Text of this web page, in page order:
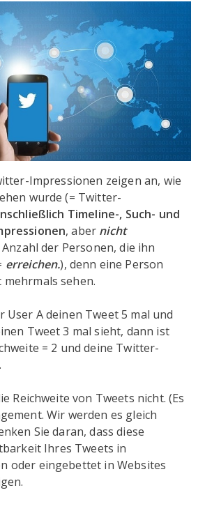
Impressionen zeigen an, wie
wurde (= Twitter-
Timeline-, Such- und
, aber nicht
der Personen, die ihn
erreichen.), denn eine Person
sehen.
User A deinen Tweet 5 mal und
Tweet 3 mal sieht, dann ist
= 2 und deine Twitter-
Reichweite von Tweets nicht. (Es
Wir werden es gleich
Sie daran, dass diese
Ihres Tweets in
oder eingebettet in Websites